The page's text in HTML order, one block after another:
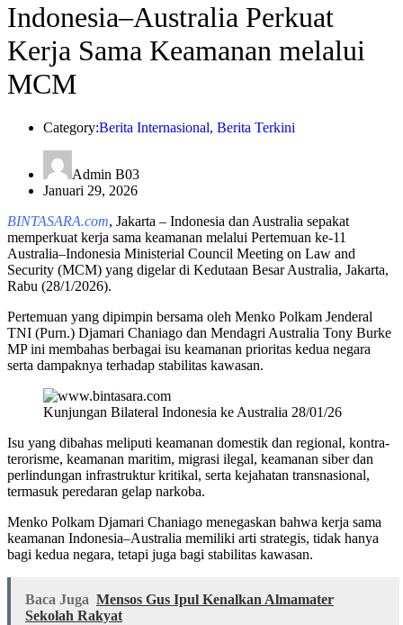
Indonesia–Australia Perkuat
Kerja Sama Keamanan melalui
MCM
Category:Berita Internasional, Berita Terkini
Admin B03
Januari 29, 2026
BINTASARA.com, Jakarta – Indonesia dan Australia sepakat
memperkuat kerja sama keamanan melalui Pertemuan ke-11
Australia–Indonesia Ministerial Council Meeting on Law and
Security (MCM) yang digelar di Kedutaan Besar Australia, Jakarta,
Rabu (28/1/2026).
Pertemuan yang dipimpin bersama oleh Menko Polkam Jenderal
TNI (Purn.) Djamari Chaniago dan Mendagri Australia Tony Burke
MP ini membahas berbagai isu keamanan prioritas kedua negara
serta dampaknya terhadap stabilitas kawasan.
Kunjungan Bilateral Indonesia ke Australia 28/01/26
Isu yang dibahas meliputi keamanan domestik dan regional, kontra-
terorisme, keamanan maritim, migrasi ilegal, keamanan siber dan
perlindungan infrastruktur kritikal, serta kejahatan transnasional,
termasuk peredaran gelap narkoba.
Menko Polkam Djamari Chaniago menegaskan bahwa kerja sama
keamanan Indonesia–Australia memiliki arti strategis, tidak hanya
bagi kedua negara, tetapi juga bagi stabilitas kawasan.
Baca Juga Mensos Gus Ipul Kenalkan Almamater
Sekolah Rakyat